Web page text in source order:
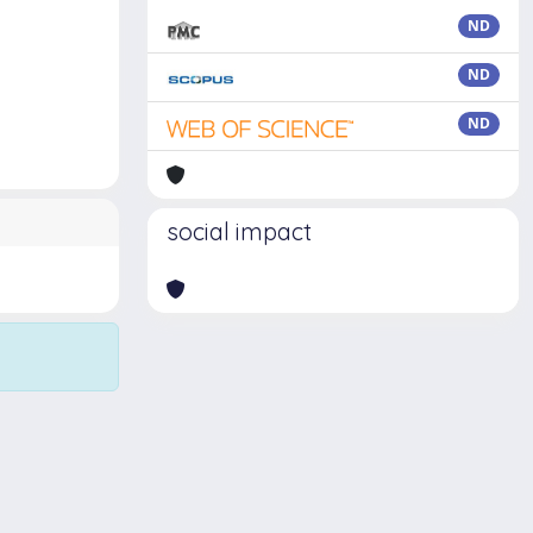
ND
ND
ND
social impact